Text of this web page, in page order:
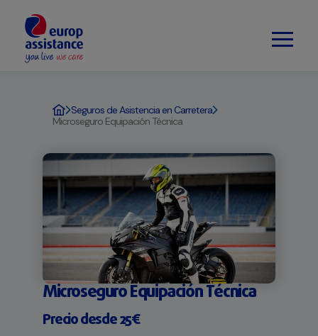
Seguros de Asistencia en Carretera
Microseguro Equipación Técnica
Microseguro Equipación Técnica
Precio desde 25€